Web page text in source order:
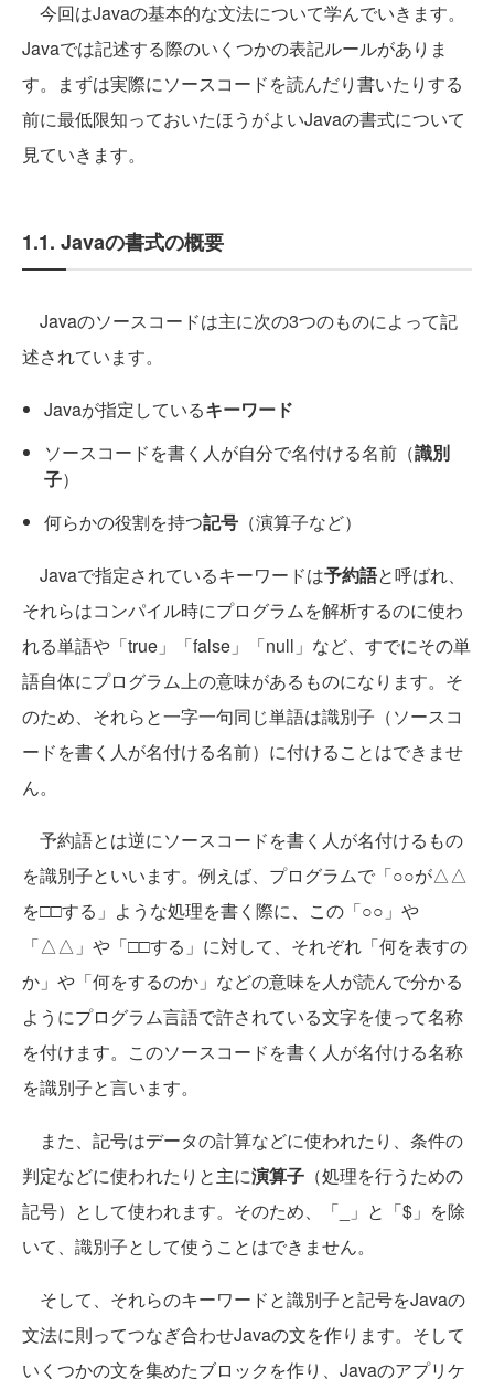
今回はJavaの基本的な文法について学んでいきます。
Javaでは記述する際のいくつかの表記ルールがありま
す。まずは実際にソースコードを読んだり書いたりする
前に最低限知っておいたほうがよいJavaの書式について
見ていきます。
1.1. Javaの書式の概要
Javaのソースコードは主に次の3つのものによって記
述されています。
Javaが指定しているキーワード
ソースコードを書く人が自分で名付ける名前（識別
子）
何らかの役割を持つ記号 （演算子など）
Javaで指定されているキーワードは予約語と呼ばれ、
それらはコンパイル時にプログラムを解析するのに使わ
れる単語や「true」「false」「null」など、すでにその単
語自体にプログラム上の意味があるものになります。そ
のため、それらと一字一句同じ単語は識別子（ソースコ
ードを書く人が名付ける名前）に付けることはできませ
ん。
予約語とは逆にソースコードを書く人が名付けるもの
を識別子といいます。例えば、プログラムで「○○が△△
を□□する」ような処理を書く際に、この「○○」や
「△△」や「□□する」に対して、それぞれ「何を表すの
か」や「何をするのか」などの意味を人が読んで分かる
ようにプログラム言語で許されている文字を使って名称
を付けます。このソースコードを書く人が名付ける名称
を識別子と言います。
また、記号はデータの計算などに使われたり、条件の
判定などに使われたりと主に演算子 （処理を行うための
記号）として使われます。そのため、「_」と「$」を除
いて、識別子として使うことはできません。
そして、それらのキーワードと識別子と記号をJavaの
文法に則ってつなぎ合わせJavaの文を作ります。そして
いくつかの文を集めたブロックを作り、Javaのアプリケ